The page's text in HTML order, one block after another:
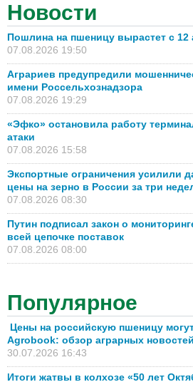
Новости
Пошлина на пшеницу вырастет с 12
07.08.2026 19:50
Аграриев предупредили
имени Россельхознадзора
07.08.2026 19:29
«Эфко» остановила работу
атаки
07.08.2026 15:58
Экспортные ограничения усилили
цены на зерно в России за три
07.08.2026 08:30
Путин подписал закон о
всей цепочке поставок
07.08.2026 08:00
Популярное
Цены на российскую пшеницу
Agrobook: обзор аграрных
30.07.2026 16:43
Итоги жатвы в колхозе «50 лет